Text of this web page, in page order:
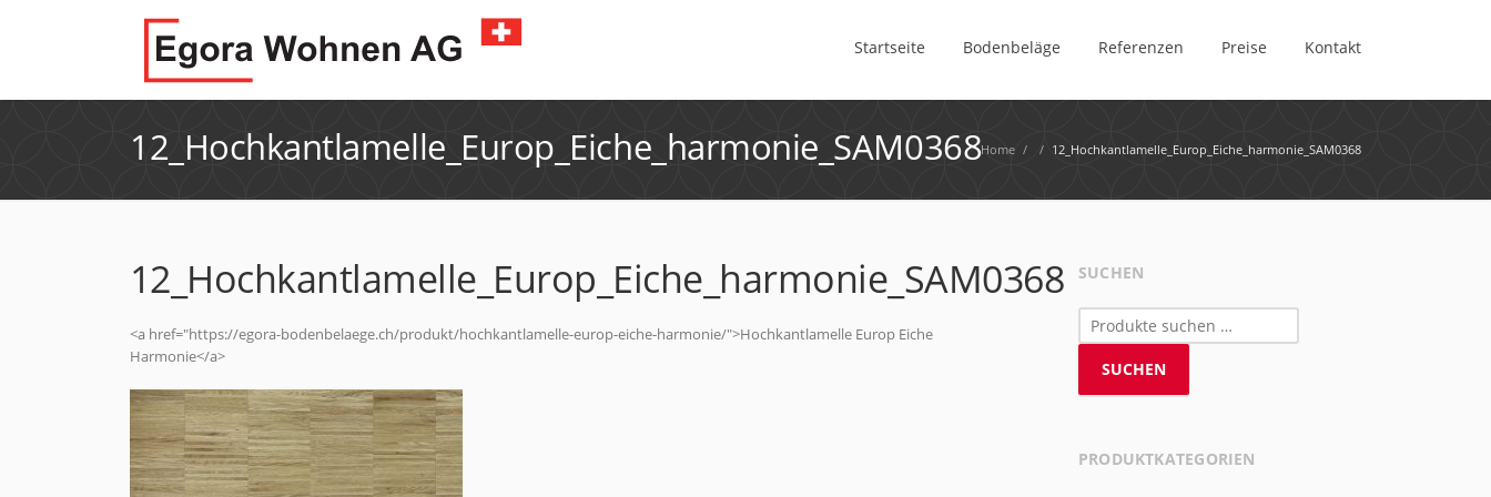
Startseite Bodenbeläge Referenzen Preise Kontakt
Home / / 12_Hochkantlamelle_Europ_Eiche_harmonie_SAM0368
12_Hochkantlamelle_Europ_Eiche_harmonie_SAM0368
12_Hochkantlamelle_Europ_Eiche_harmonie_SAM0368
<a href="https://egora-bodenbelaege.ch/produkt/hochkantlamelle-europ-eiche-harmonie/">Hochkantlamelle Europ Eiche
Harmonie</a>
SUCHEN
Suchen
nach:
SUCHEN
PRODUKTKATEGORIEN